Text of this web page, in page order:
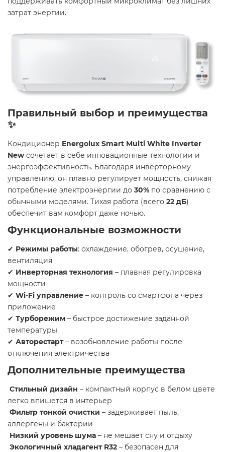
затрат энергии.
Правильный выбор и преимущества
✨
Кондиционер Energolux Smart Multi White Inverter
New сочетает в себе инновационные технологии и
энергоэффективность. Благодаря инверторному
управлению, он плавно регулирует мощность, снижая
потребление электроэнергии до 30% по сравнению с
обычными моделями. Тихая работа (всего 22 дБ)
обеспечит вам комфорт даже ночью.
Функциональные возможности ️
✔ Режимы работы: охлаждение, обогрев, осушение,
вентиляция
✔ Инверторная технология – плавная регулировка
мощности
✔ Wi-Fi управление – контроль со смартфона через
приложение
✔ Турборежим – быстрое достижение заданной
температуры
✔ Авторестарт– возобновление работы после
отключения электричества
Дополнительные преимущества
Стильный дизайн – компактный корпус в белом цвете
легко впишется в интерьер
Фильтр тонкой очистки – задерживает пыль,
аллергены и бактерии
Низкий уровень шума – не мешает сну и отдыху
Экологичный хладагент R32 – безопасен для